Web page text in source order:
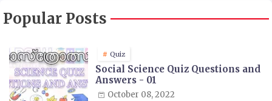
Popular Posts
Quiz
Social Science Quiz Questions and
Answers - 01
October 08, 2022